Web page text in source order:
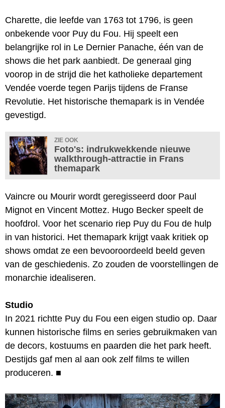
Charette, die leefde van 1763 tot 1796, is geen
onbekende voor Puy du Fou. Hij speelt een
belangrijke rol in Le Dernier Panache, één van de
shows die het park aanbiedt. De generaal ging
voorop in de strijd die het katholieke departement
Vendée voerde tegen Parijs tijdens de Franse
Revolutie. Het historische themapark is in Vendée
gevestigd.
ZIE OOK
Foto's: indrukwekkende nieuwe
walkthrough-attractie in Frans
themapark
Vaincre ou Mourir wordt geregisseerd door Paul
Mignot en Vincent Mottez. Hugo Becker speelt de
hoofdrol. Voor het scenario riep Puy du Fou de hulp
in van historici. Het themapark krijgt vaak kritiek op
shows omdat ze een bevooroordeeld beeld geven
van de geschiedenis. Zo zouden de voorstellingen de
monarchie idealiseren.
Studio
In 2021 richtte Puy du Fou een eigen studio op. Daar
kunnen historische films en series gebruikmaken van
de decors, kostuums en paarden die het park heeft.
Destijds gaf men al aan ook zelf films te willen
produceren. ■